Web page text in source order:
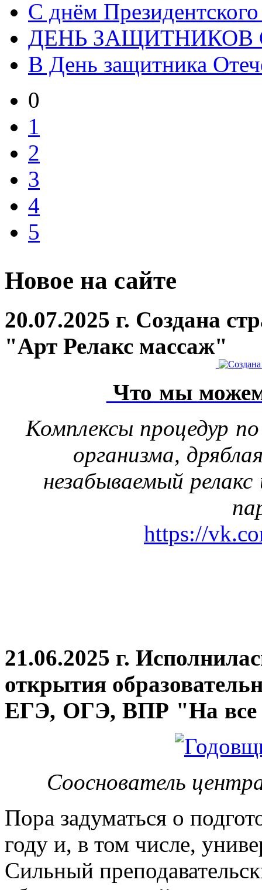
С днём
ДЕНЬ ЗАЩИТНИКОВ
В День защитника
0
1
2
3
4
5
Новое на сайте
20.07.2025 г. Создана
"Арт Релакс массаж"
Что мы
Комплексы процедур
организма,
незабываемый
https://
21.06.2025 г.
открытия
ЕГЭ, ОГЭ, ВПР "На все
Сооснователь
Пора задуматься о
году и, в том числе,
Сильный